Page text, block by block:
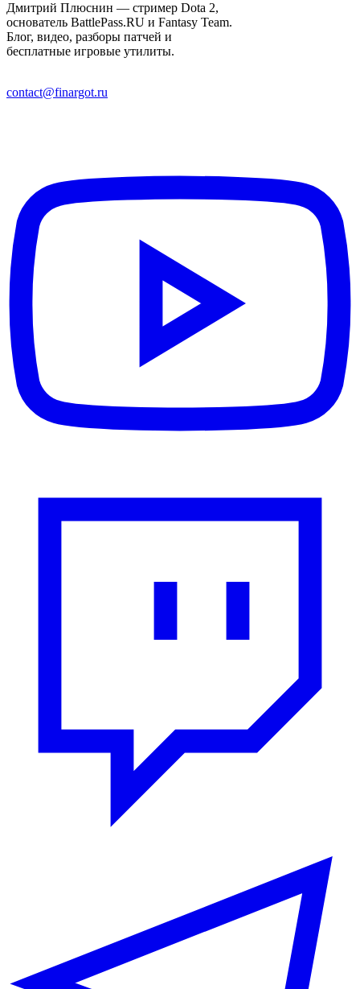
Дмитрий Плюснин — стример Dota 2,
основатель BattlePass.RU и Fantasy Team.
Блог, видео, разборы патчей и
бесплатные игровые утилиты.
contact@finargot.ru